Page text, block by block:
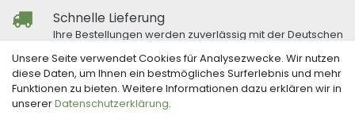
Schnelle Lieferung
Ihre Bestellungen werden zuverlässig mit der Deutschen
Freundlicher Kundenservice
Bei Fragen oder Anregungen nutzen Sie unser
Kontaktformular.
Unsere Seite verwendet Cookies für Analysezwecke. Wir nutzen
diese Daten, um Ihnen ein bestmögliches Surferlebnis und mehr
Funktionen zu bieten. Weitere Informationen dazu erklären wir in
unsererDaten­schutz­erklärung.